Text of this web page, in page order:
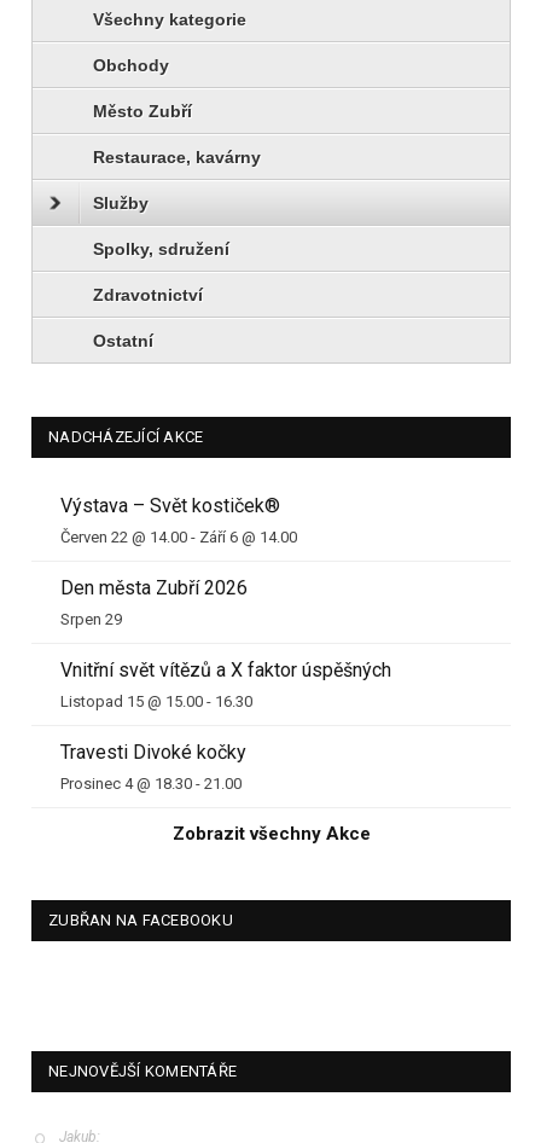
Všechny kategorie
Obchody
Město Zubří
Restaurace, kavárny
Služby
Spolky, sdružení
Zdravotnictví
Ostatní
NADCHÁZEJÍCÍ AKCE
Výstava – Svět kostiček®
Červen 22 @ 14.00 - Září 6 @ 14.00
Den města Zubří 2026
Srpen 29
Vnitřní svět vítězů a X faktor úspěšných
Listopad 15 @ 15.00 - 16.30
Travesti Divoké kočky
Prosinec 4 @ 18.30 - 21.00
Zobrazit všechny Akce
ZUBŘAN NA FACEBOOKU
NEJNOVĚJŠÍ KOMENTÁŘE
Jakub: